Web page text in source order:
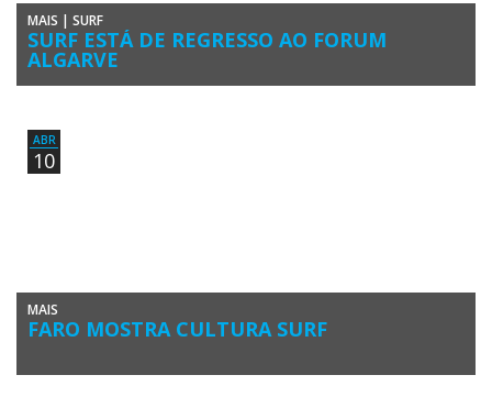
MAIS | SURF
SURF ESTÁ DE REGRESSO AO FORUM
ALGARVE
Já tem sido prática comum e o resultado não podia ser melhor: num
ABR
10
MAIS
FARO MOSTRA CULTURA SURF
O Clube de Surf de Faro organizou a terceira edição do Surf Arte